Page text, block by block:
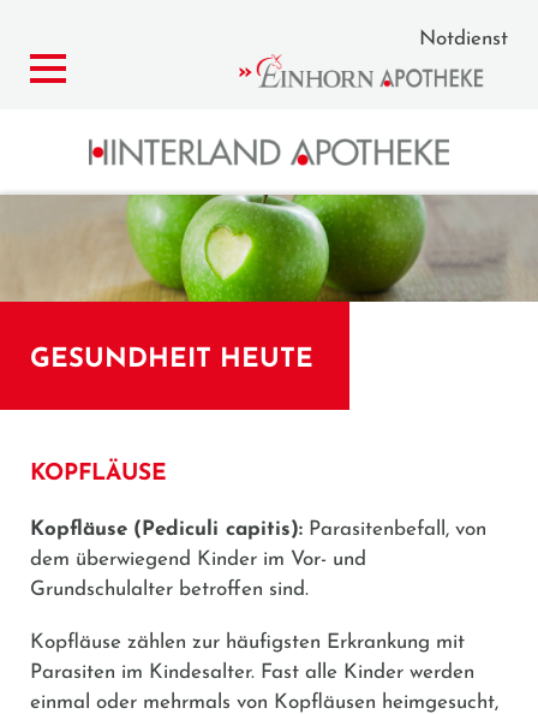
Notdienst
GESUNDHEIT HEUTE
KOPFLÄUSE
Kopfläuse (Pediculi capitis): Parasitenbefall, von
dem überwiegend Kinder im Vor- und
Grundschulalter betroffen sind.
Kopfläuse zählen zur häufigsten Erkrankung mit
Parasiten im Kindesalter. Fast alle Kinder werden
einmal oder mehrmals von Kopfläusen heimgesucht,